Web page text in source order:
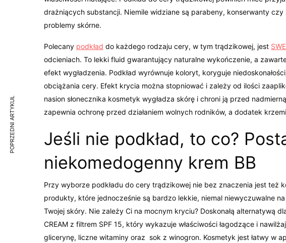
drażniących substancji. Niemile widziane są parabeny, konserwanty
problemy skórne.
Polecany podkład do każdego rodzaju cery, w tym trądzikowej, jest
odcieniach. To lekki fluid gwarantujący naturalne wykończenie, a
efekt wygładzenia. Podkład wyrównuje koloryt, koryguje
obciążania cery. Efekt krycia można stopniować i zależy od ilości
nasion słonecznika kosmetyk wygładza skórę i chroni ją przed
zapewnia ochronę przed działaniem wolnych rodników, a dodatek
Jeśli nie podkład, to co?
niekomedogenny krem BB
Przy wyborze podkładu do cery trądzikowej nie bez znaczenia jest też
produkty, które jednocześnie są bardzo lekkie, niemal niewyczuwalne
Twojej skóry. Nie zależy Ci na mocnym kryciu? Doskonałą alternatywą
CREAM z filtrem SPF 15, który wykazuje właściwości łagodzące i
glicerynę, liczne witaminy oraz sok z winogron. Kosmetyk jest łatwy w
POPRZEDNI ARTYKUŁ